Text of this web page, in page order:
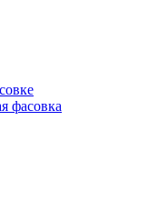
фасовка